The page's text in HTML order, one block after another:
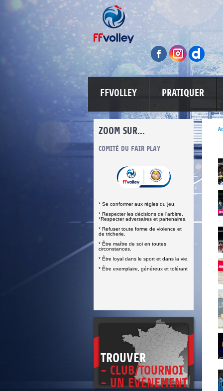
FFVOLLEY PRATIQUER
ZOOM SUR...
* Être loyal dans le sport et dans la vie.
LUTTE CONTRE LES VIOLENCES MA PETITE
TROUVER
- CLUB/TOURNOI
- UN EVÈNEMENT